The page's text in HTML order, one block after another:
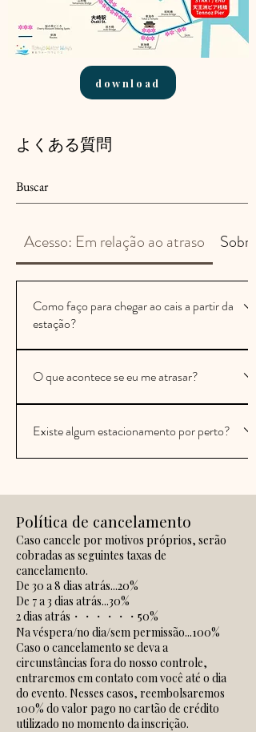
download
よくある質問
Acesso: Em relação ao atraso
Como faço para chegar ao cais a partir da
estação?
Tennozu, está localizado a 10 minutos a pé da
canais por todos os lados e repleta de prédios
semelhantes, por isso muitas pessoas se perdem.
vir.Site oficial: Não se preocupe se for a sua
primeira vez. Um guia com fotos dos locais de
embarque.Instruções para chegar ao cais a partir da
estação de monotrilho "Tennozu Isle".Píer de
Tennozu no Google Maps:
https://maps.app.goo.gl/41P5MU2Yff9QtPnRA
O que acontece se eu me atrasar?
ao píer de Tennozu 15 minutos antes do horário de
cruzeiro atrasar, ele seguirá pelo tempo restante.
Nesse caso, o cruzeiro poderá retornar no meio do
percurso, dependendo do tempo de operação.
Existe algum estacionamento por perto?
verifique a localização e a disponibilidade no dia da
sua visita e chegue com bastante
antecedência.Resultados da pesquisa
"Estacionamento com moedas na Ilha Tennozu" no
Google
Mapshttps://maps.app.goo.gl/2gpSc3zvdfXuC7gZA
Política de cancelamento
Caso cancele por motivos próprios, serão
cobradas as seguintes taxas de
cancelamento.
De 30 a 8 dias atrás...20%
De 7 a 3 dias atrás...30%
2 dias atrás・・・・・・50%
Na véspera/no dia/sem permissão...100%
Caso o cancelamento se deva a
circunstâncias fora do nosso controle,
entraremos em contato com você até o dia
do evento. Nesses casos, reembolsaremos
100% do valor pago no cartão de crédito
utilizado no momento da inscrição.